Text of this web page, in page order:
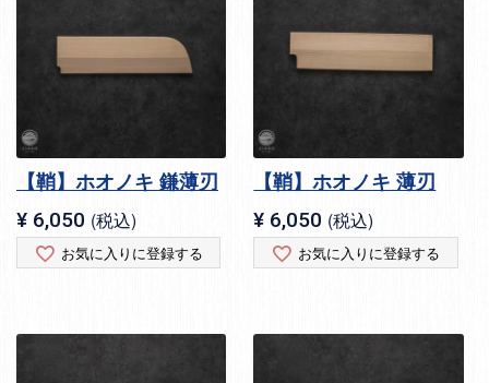
【鞘】ホオノキ 鎌薄刃
¥ 6,050 税込
お気に入りに登録する
【鞘】ホオノキ 薄刃
¥ 6,050 税込
お気に入りに登録する